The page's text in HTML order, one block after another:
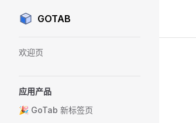
Skip to content
GOTAB
欢迎页
应用产品
🎉 GoTab 新标签页